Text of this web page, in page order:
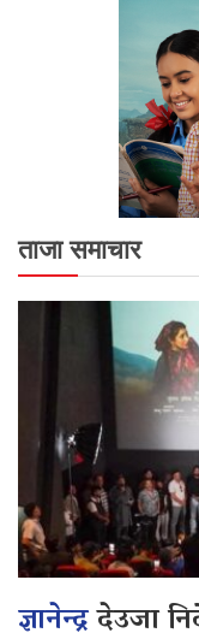
ताजा समाचार
ज्ञानेन्द्रदेउजा